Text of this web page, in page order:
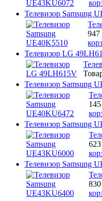
Телевизор Samsung
947
Телевизор LG
Телевизор Samsung
Телевизор Samsung
Телевизор Samsung